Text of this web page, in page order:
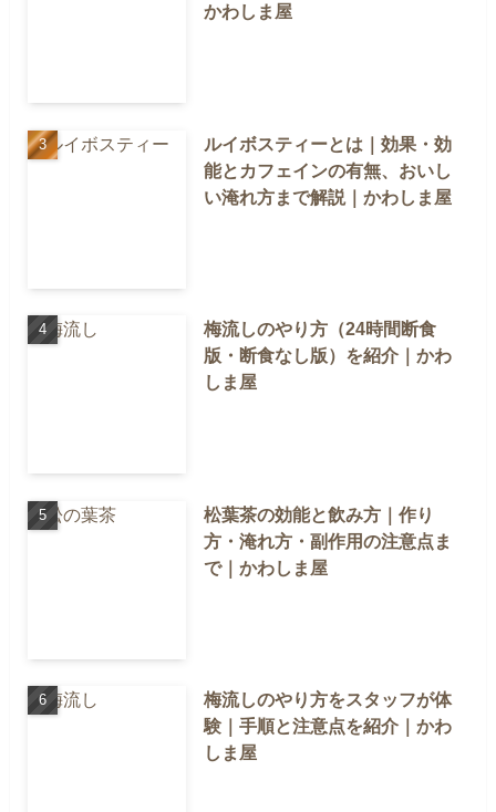
かわしま屋
ルイボスティーとは｜効果・効
能とカフェインの有無、おいし
い淹れ方まで解説｜かわしま屋
梅流しのやり方（24時間断食
版・断食なし版）を紹介｜かわ
しま屋
松葉茶の効能と飲み方｜作り
方・淹れ方・副作用の注意点ま
で｜かわしま屋
梅流しのやり方をスタッフが体
験｜手順と注意点を紹介｜かわ
しま屋